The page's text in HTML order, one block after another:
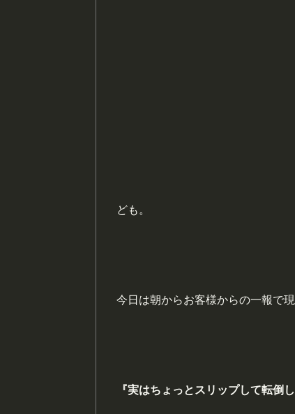
ども。
今日は朝からお客様からの一報で現
『実はちょっとスリップして転倒